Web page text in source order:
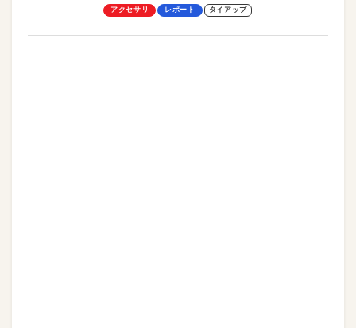
却プレート、シンプルな操作性がグッド！
アクセサリ レポート タイアップ